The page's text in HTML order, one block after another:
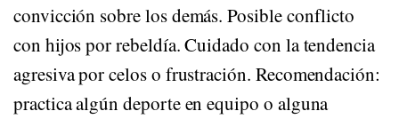
convicción sobre los demás. Posible conflicto
con hijos por rebeldía. Cuidado con la tendencia
agresiva por celos o frustración. Recomendación:
practica algún deporte en equipo o alguna